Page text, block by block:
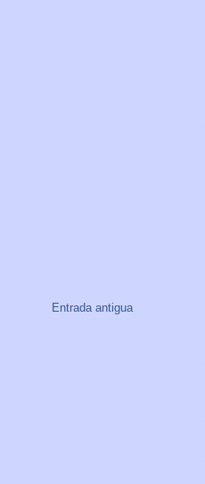
Entrada antigua